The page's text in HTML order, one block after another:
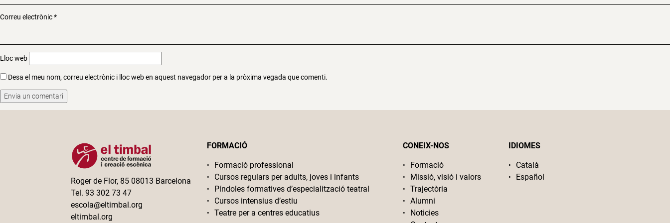
Correu electrònic*
Lloc web
Desa el meu nom, correu electrònic i lloc web en aquest navegador per a la pròxima vegada que comenti.
Roger de Flor, 85 08013 Barcelona
Tel. 93 302 73 47
escola@eltimbal.org
eltimbal.org
FORMACIÓ
Formació professional
Cursos regulars per adults, joves i infants
Píndoles formatives d’especialització teatral
Cursos intensius d’estiu
Teatre per a centres educatius
CONEIX-NOS
Formació
Missió, visió i valors
Trajectòria
Alumni
Noticies
IDIOMES
Català
Español